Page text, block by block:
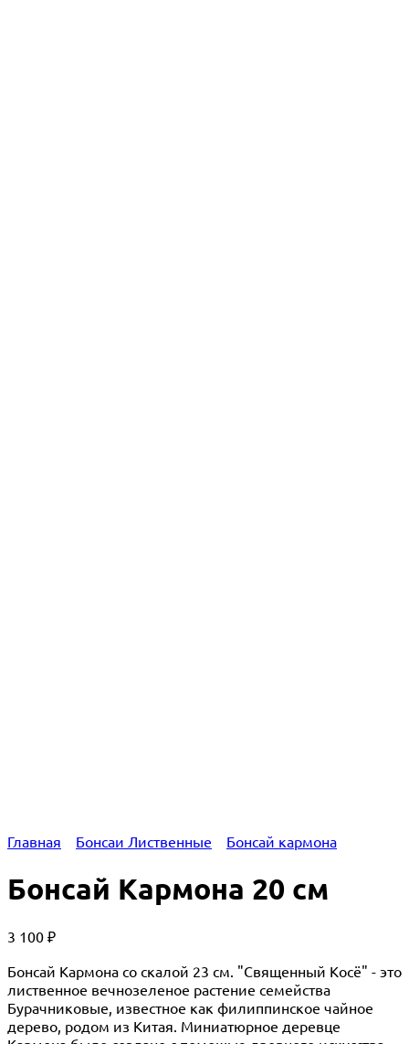
Главная Бонсаи Лиственные Бонсай кармона
Бонсай Кармона 20 см
3 100 ₽
Бонсай Кармона со скалой 23 см. "Священный Косё" - это
лиственное вечнозеленое растение семейства
Бурачниковые, известное как филиппинское чайное
дерево, родом из Китая. Миниатюрное деревце